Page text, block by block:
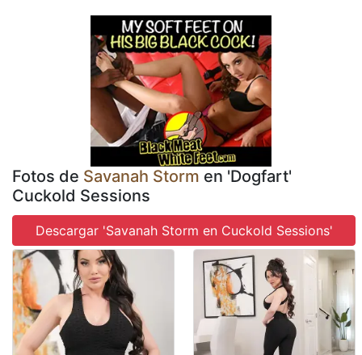
Fotos de Savanah Storm en 'Dogfart'
Cuckold Sessions
Descargar 'Savanah Storm en Cuckold Sessions'